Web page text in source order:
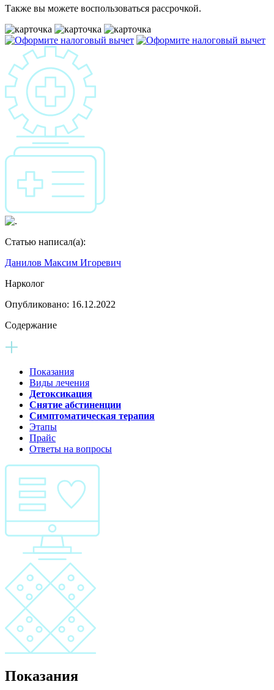
Также вы можете воспользоваться рассрочкой.
Статью написал(а):
Данилов Максим Игоревич
Нарколог
Опубликовано: 16.12.2022
Содержание
Показания
Виды лечения
Детоксикация
Снятие абстиненции
Симптоматическая терапия
Этапы
Прайс
Ответы на вопросы
Показания